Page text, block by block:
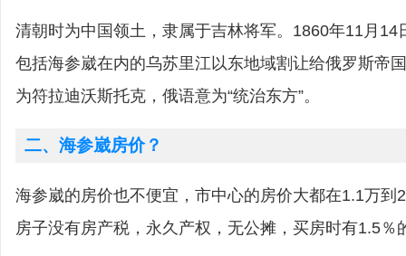
清朝时为中国领土，隶属于吉林将军。1860年11月14
包括海参崴在内的乌苏里江以东地域割让给俄罗斯帝
为符拉迪沃斯托克，俄语意为“统治东方”。
二、海参崴房价？
海参崴的房价也不便宜，市中心的房价大都在1.1万到
房子没有房产税，永久产权，无公摊，买房时有1.5％